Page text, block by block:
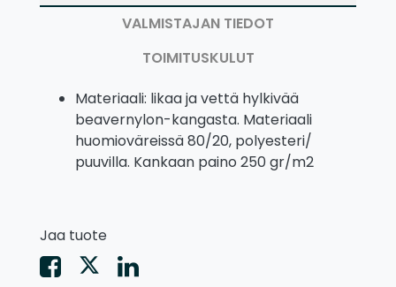
VALMISTAJAN TIEDOT
TOIMITUSKULUT
Materiaali: likaa ja vettä hylkivää
beavernylon-kangasta. Materiaali
huomioväreissä 80/20, polyesteri/
puuvilla. Kankaan paino 250 gr/m2
Jaa tuote